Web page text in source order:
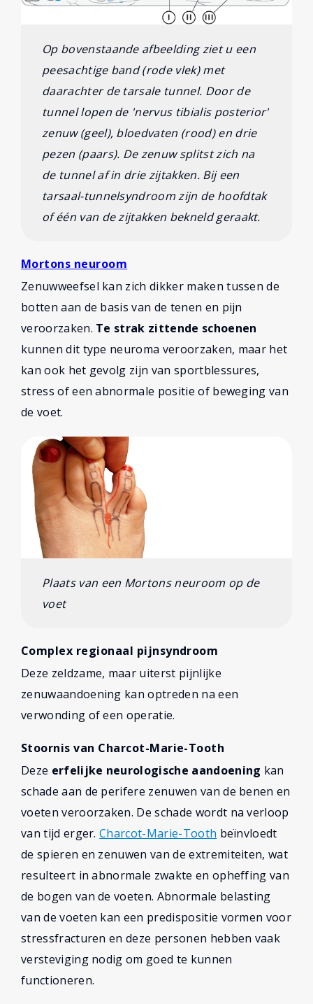
Op bovenstaande afbeelding ziet u een
peesachtige band (rode vlek) met
daarachter de tarsale tunnel. Door de
tunnel lopen de 'nervus tibialis posterior'
zenuw (geel), bloedvaten (rood) en drie
pezen (paars). De zenuw splitst zich na
de tunnel af in drie zijtakken. Bij een
tarsaal-tunnelsyndroom zijn de hoofdtak
of één van de zijtakken bekneld geraakt.
Mortons neuroom
Zenuwweefsel kan zich dikker maken tussen de
botten aan de basis van de tenen en pijn
veroorzaken. Te strak zittende schoenen
kunnen dit type neuroma veroorzaken, maar het
kan ook het gevolg zijn van sportblessures,
stress of een abnormale positie of beweging van
de voet.
Plaats van een Mortons neuroom op de
voet
Complex regionaal pijnsyndroom
Deze zeldzame, maar uiterst pijnlijke
zenuwaandoening kan optreden na een
verwonding of een operatie.
Stoornis van Charcot-Marie-Tooth
Deze erfelijke neurologische aandoening kan
schade aan de perifere zenuwen van de benen en
voeten veroorzaken. De schade wordt na verloop
van tijd erger.Charcot-Marie-Tooth beïnvloedt
de spieren en zenuwen van de extremiteiten, wat
resulteert in abnormale zwakte en opheffing van
de bogen van de voeten. Abnormale belasting
van de voeten kan een predispositie vormen voor
stressfracturen en deze personen hebben vaak
versteviging nodig om goed te kunnen
functioneren.